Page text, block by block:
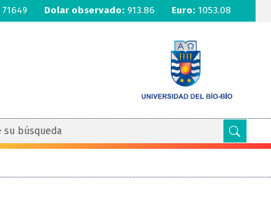
71649 Dolar observado: 913.86 Euro: 1053.08